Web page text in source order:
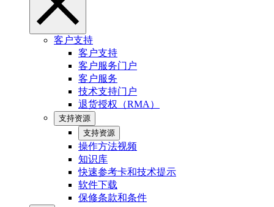
客户支持
客户支持
客户服务门户
客户服务
技术支持门户
退货授权（RMA）
支持资源
支持资源
操作方法视频
知识库
快速参考卡和技术提示
软件下载
保修条款和条件